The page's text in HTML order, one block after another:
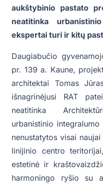
aukštybinio pastato
neatitinka
ekspertai turi ir kitų
Daugiabučio
pr. 139 a. Kaune,
architektai Tomas
išnagrinėjusi RAT
neatitinka
urbanistinio
nenustatytos visai
linijinio centro
estetinė ir
harmoningo ryšio su